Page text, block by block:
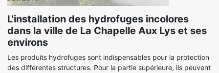
L'installation des hydrofuges incolores
dans la ville de La Chapelle Aux Lys et ses
environs
Les produits hydrofuges sont indispensables pour la protection
des différentes structures. Pour la partie supérieure, ils peuvent